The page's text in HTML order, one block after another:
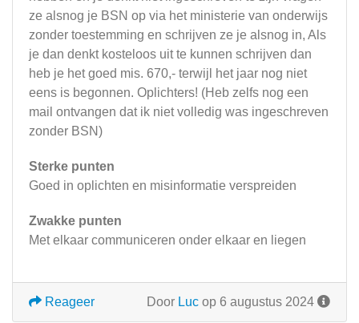
ze alsnog je BSN op via het ministerie van onderwijs
zonder toestemming en schrijven ze je alsnog in, Als
je dan denkt kosteloos uit te kunnen schrijven dan
heb je het goed mis. 670,- terwijl het jaar nog niet
eens is begonnen. Oplichters! (Heb zelfs nog een
mail ontvangen dat ik niet volledig was ingeschreven
zonder BSN)
Sterke punten
Goed in oplichten en misinformatie verspreiden
Zwakke punten
Met elkaar communiceren onder elkaar en liegen
Door Luc op 6 augustus 2024
Reageer